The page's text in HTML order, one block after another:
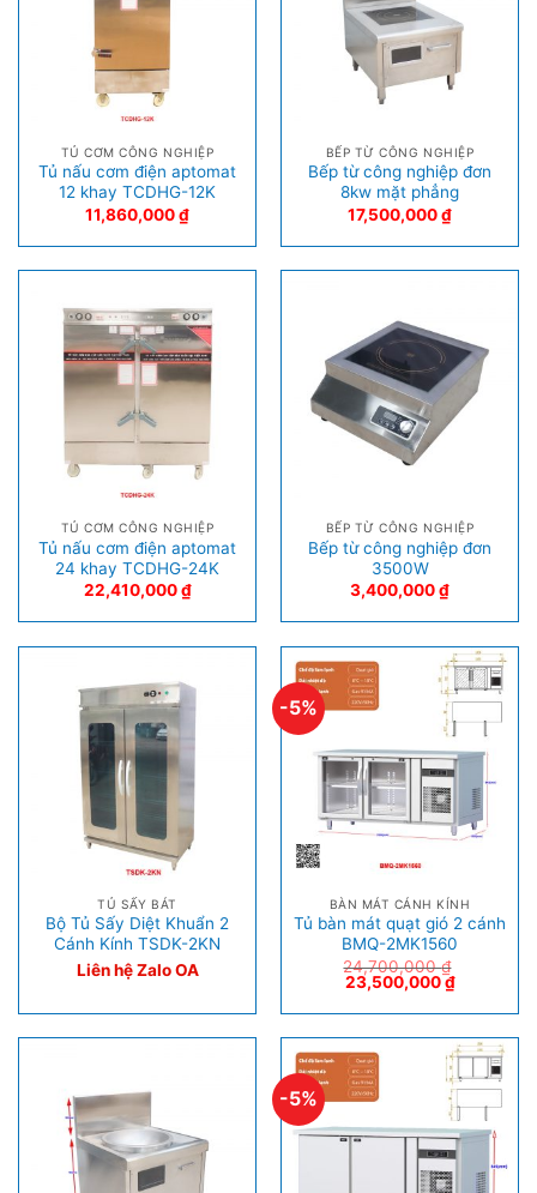
TỦ CƠM CÔNG NGHIỆP
Tủ nấu cơm điện aptomat
12 khay TCDHG-12K
11,860,000₫
BẾP TỪ CÔNG NGHIỆP
Bếp từ công nghiệp đơn
8kw mặt phẳng
17,500,000₫
TỦ CƠM CÔNG NGHIỆP
Tủ nấu cơm điện aptomat
24 khay TCDHG-24K
22,410,000₫
BẾP TỪ CÔNG NGHIỆP
Bếp từ công nghiệp đơn
3500W
3,400,000₫
TỦ SẤY BÁT
Bộ Tủ Sấy Diệt Khuẩn 2
Cánh Kính TSDK-2KN
Liên hệ Zalo OA
-5%
BÀN MÁT CÁNH KÍNH
Tủ bàn mát quạt gió 2 cánh
BMQ-2MK1560
24,700,000₫
23,500,000₫
-5%